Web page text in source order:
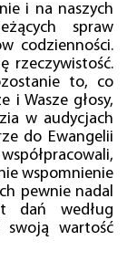
i na naszych
spraw
codzienności.
rzeczywistość.
to, co
i Wasze głosy,
w audycjach
do Ewangelii
wspomnienie
pewnie nadal
dań według
swoją wartość